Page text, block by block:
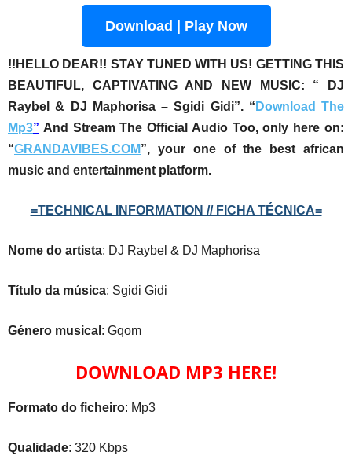
Download | Play Now
!!HELLO DEAR!! STAY TUNED WITH US! GETTING THIS
BEAUTIFUL, CAPTIVATING AND NEW MUSIC: “ DJ
Raybel & DJ Maphorisa – Sgidi Gidi”. “ Download The
Mp3” And Stream The Official Audio Too, only here on:
“GRANDAVIBES.COM”, your one of the best african
music and entertainment platform.
=TECHNICAL INFORMATION // FICHA TÉCNICA=
Nome do artista: DJ Raybel & DJ Maphorisa
Título da música: Sgidi Gidi
Género musical : Gqom
DOWNLOAD MP3 HERE!
Formato do ficheiro: Mp3
Qualidade: 320 Kbps